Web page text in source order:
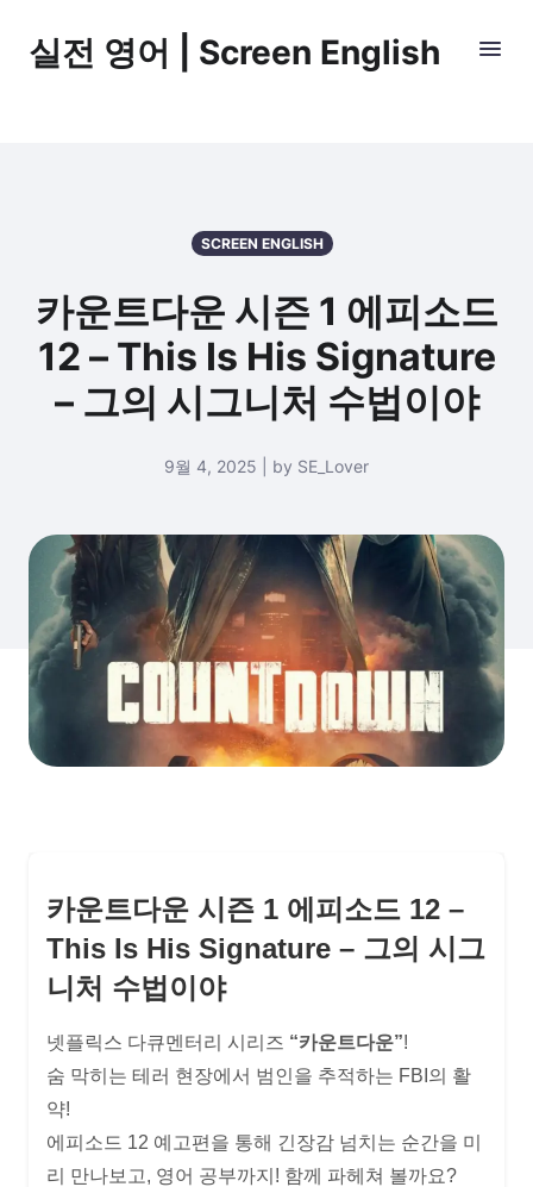
실전 영어 | Screen English
SCREEN ENGLISH
카운트다운 시즌 1 에피소드
12 – This Is His Signature
– 그의 시그니처 수법이야
9월 4, 2025 | by SE_Lover
카운트다운 시즌 1 에피소드 12 –
This Is His Signature – 그의 시그
니처 수법이야
넷플릭스 다큐멘터리 시리즈 “카운트다운”!
숨 막히는 테러 현장에서 범인을 추적하는 FBI의 활
약!
에피소드 12 예고편을 통해 긴장감 넘치는 순간을 미
리 만나보고, 영어 공부까지! 함께 파헤쳐 볼까요?